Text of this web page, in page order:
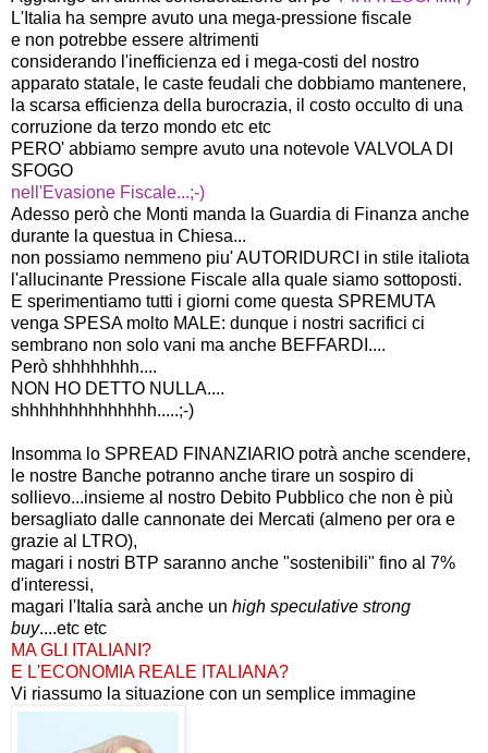
L'Italia ha sempre avuto una mega-pressione fiscale
e non potrebbe essere altrimenti
considerando l'inefficienza ed i mega-costi del nostro
apparato statale, le caste feudali che dobbiamo mantenere,
la scarsa efficienza della burocrazia, il costo occulto di una
corruzione da terzo mondo etc etc
PERO' abbiamo sempre avuto una notevole VALVOLA DI
SFOGO
nell'Evasione Fiscale...;-)
Adesso però che Monti manda la Guardia di Finanza anche
durante la questua in Chiesa...
non possiamo nemmeno piu' AUTORIDURCI in stile italiota
l'allucinante Pressione Fiscale alla quale siamo sottoposti.
E sperimentiamo tutti i giorni come questa SPREMUTA
venga SPESA molto MALE: dunque i nostri sacrifici ci
sembrano non solo vani ma anche BEFFARDI....
Però shhhhhhhh....
NON HO DETTO NULLA....
shhhhhhhhhhhhhh.....;-)
Insomma lo SPREAD FINANZIARIO potrà anche scendere,
le nostre Banche potranno anche tirare un sospiro di
sollievo...insieme al nostro Debito Pubblico che non è più
bersagliato dalle cannonate dei Mercati (almeno per ora e
grazie al LTRO),
magari i nostri BTP saranno anche "sostenibili" fino al 7%
d'interessi,
magari l'Italia sarà anche un high speculative strong
buy....etc etc
MA GLI ITALIANI?
E L'ECONOMIA REALE ITALIANA?
Vi riassumo la situazione con un semplice immagine